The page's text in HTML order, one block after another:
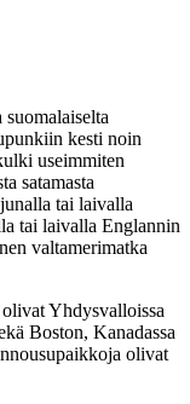
kesti noin
useimmiten
satamasta
tai laivalla
tai laivalla Englannin
valtamerimatka
Yhdysvalloissa
Boston, Kanadassa
olivat